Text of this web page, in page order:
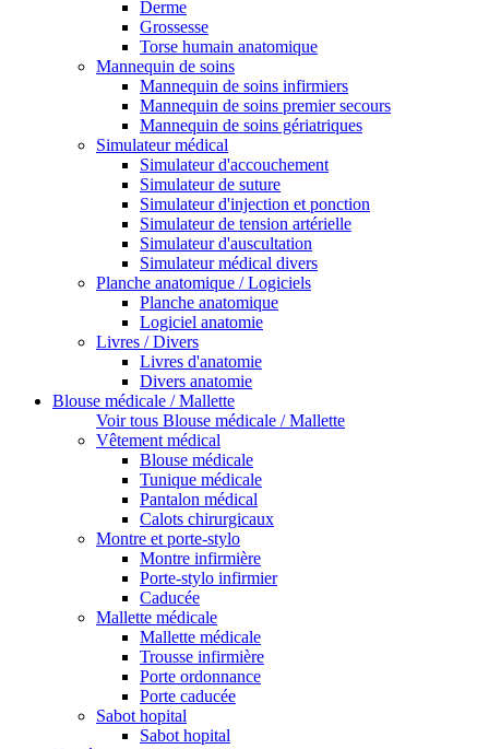
Derme
Grossesse
Torse humain anatomique
Mannequin de soins
Mannequin de soins infirmiers
Mannequin de soins premier secours
Mannequin de soins gériatriques
Simulateur médical
Simulateur d'accouchement
Simulateur de suture
Simulateur d'injection et ponction
Simulateur de tension artérielle
Simulateur d'auscultation
Simulateur médical divers
Planche anatomique / Logiciels
Planche anatomique
Logiciel anatomie
Livres / Divers
Livres d'anatomie
Divers anatomie
Blouse médicale / Mallette
Voir tous Blouse médicale / Mallette
Vêtement médical
Blouse médicale
Tunique médicale
Pantalon médical
Calots chirurgicaux
Montre et porte-stylo
Montre infirmière
Porte-stylo infirmier
Caducée
Mallette médicale
Mallette médicale
Trousse infirmière
Porte ordonnance
Porte caducée
Sabot hopital
Sabot hopital